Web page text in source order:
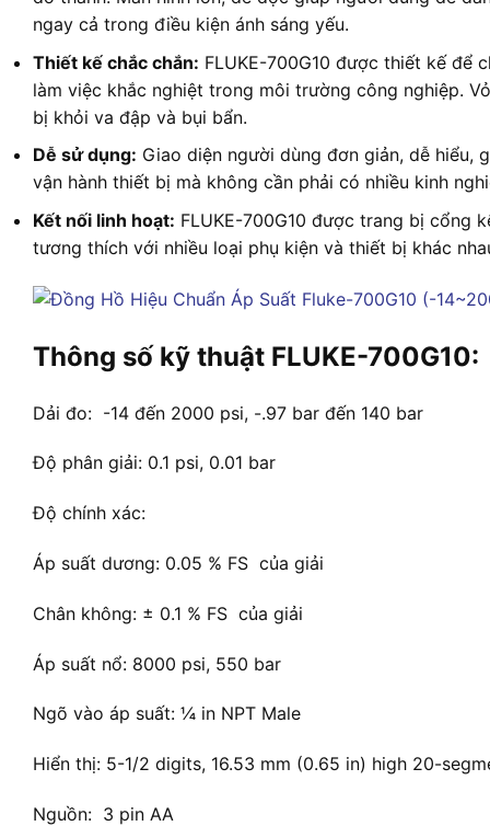
ngay cả trong điều kiện ánh sáng yếu.
Thiết kế chắc chắn: FLUKE-700G10 được thiết kế để
làm việc khắc nghiệt trong môi trường công nghiệp.
bị khỏi va đập và bụi bẩn.
Dễ sử dụng: Giao diện người dùng đơn giản, dễ hiểu,
vận hành thiết bị mà không cần phải có nhiều kinh
Kết nối linh hoạt: FLUKE-700G10 được trang bị cổng
tương thích với nhiều loại phụ kiện và thiết bị khác
Thông số kỹ thuật FLUKE-700G10:
Dải đo: -14 đến 2000 psi, -.97 bar đến 140 bar
Độ phân giải: 0.1 psi, 0.01 bar
Độ chính xác:
Áp suất dương: 0.05 % FS của giải
Chân không: ± 0.1 % FS của giải
Áp suất nổ: 8000 psi, 550 bar
Ngõ vào áp suất: ¼ in NPT Male
Hiển thị: 5-1/2 digits, 16.53 mm (0.65 in) high 20-
Nguồn: 3 pin AA